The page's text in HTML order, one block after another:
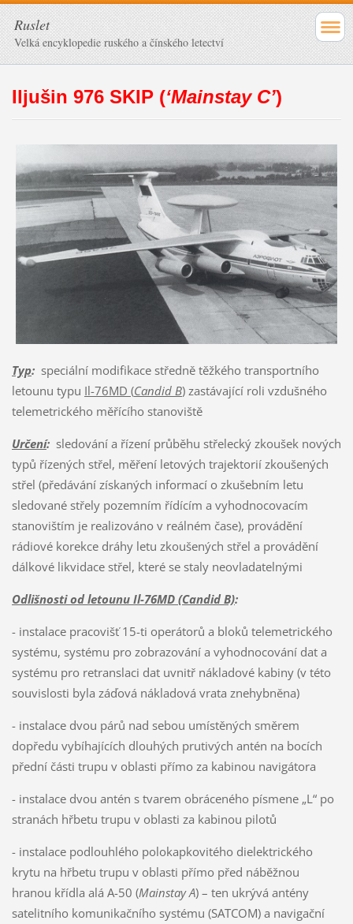
Ruslet
Velká encyklopedie ruského a čínského letectví
Iljušin 976 SKIP (‘Mainstay C’)
Typ:speciální modifikace středně těžkého transportního
letounu typu Il-76MD (Candid B)zastávající roli vzdušného
telemetrického měřícího stanoviště
Určení:sledování a řízení průběhu střelecký zkoušek nových
typů řízených střel, měření letových trajektorií zkoušených
střel (předávání získaných informací o zkušebním letu
sledované střely pozemním řídícím a vyhodnocovacím
stanovištím je realizováno v reálném čase), provádění
rádiové korekce dráhy letu zkoušených střel a provádění
dálkové likvidace střel, které se staly neovladatelnými
Odlišnosti od letounu Il-76MD(Candid B):
- instalace pracovišť 15-ti operátorů a bloků telemetrického
systému, systému pro zobrazování a vyhodnocování dat a
systému pro retranslaci dat uvnitř nákladové kabiny (v této
souvislosti byla záďová nákladová vrata znehybněna)
- instalace dvou párů nad sebou umístěných směrem
dopředu vybíhajících dlouhých prutivých antén na bocích
přední části trupu v oblasti přímo za kabinou navigátora
- instalace dvou antén s tvarem obráceného písmene „L“ po
stranách hřbetu trupu v oblasti za kabinou pilotů
- instalace podlouhlého polokapkovitého dielektrického
krytu na hřbetu trupu v oblasti přímo před náběžnou
hranou křídla alá A-50 (Mainstay A) – ten ukrývá antény
satelitního komunikačního systému (SATCOM) a navigační